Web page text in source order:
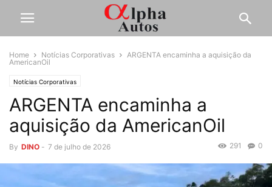
Home Notícias Corporativas
ARGENTA encaminha a aquisição da
AmericanOil
Notícias Corporativas
ARGENTA encaminha a
aquisição da AmericanOil
By DINO - 7 de julho de 2026 0
291